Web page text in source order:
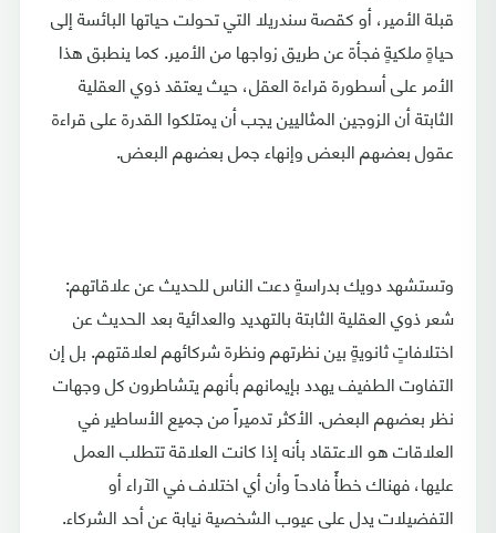
قبلة الأمير، أو كقصة سندريلا التي تحولت حياتها البائسة إلى
حياةٍ ملكيةٍ فجأة عن طريق زواجها من الأمير. كما ينطبق هذا
الأمر على أسطورة قراءة العقل، حيث يعتقد ذوي العقلية
الثابتة أن الزوجين المثاليين يجب أن يمتلكوا القدرة على قراءة
عقول بعضهم البعض وإنهاء جمل بعضهم البعض.
وتستشهد دويك بدراسةٍ دعت الناس للحديث عن علاقاتهم:
شعر ذوي العقلية الثابتة بالتهديد والعدائية بعد الحديث عن
اختلافاتٍ ثانويةٍ بين نظرتهم ونظرة شركائهم لعلاقتهم. بل إن
التفاوت الطفيف يهدد بإيمانهم بأنهم يتشاطرون كل وجهات
نظر بعضهم البعض. الأكثر تدميراً من جميع الأساطير في
العلاقات هو الاعتقاد بأنه إذا كانت العلاقة تتطلب العمل
عليها، فهناك خطأً فادحاً وأن أي اختلاف في الآراء أو
التفضيلات يدل على عيوب الشخصية نيابة عن أحد الشركاء.